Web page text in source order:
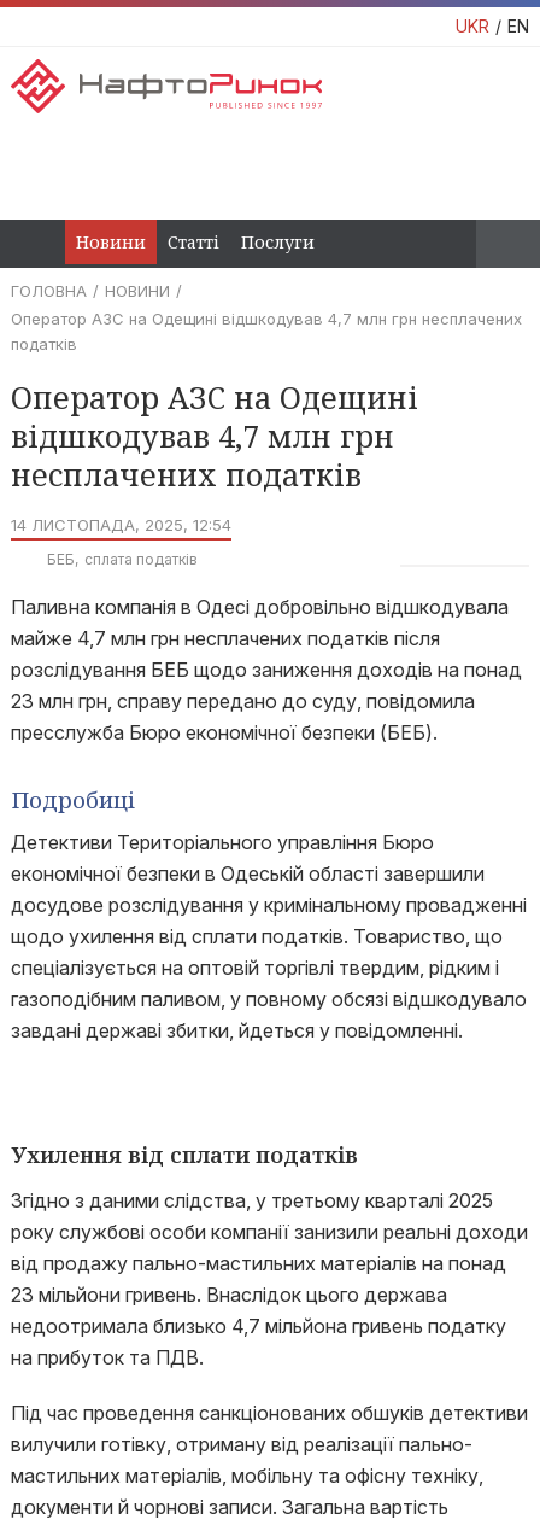
UKR EN
Новини Статті Послуги
ГОЛОВНА
НОВИНИ
Оператор АЗС на Одещині відшкодував 4,7 млн грн несплачених
податків
Оператор АЗС на Одещині
відшкодував 4,7 млн грн
несплачених податків
14 ЛИСТОПАДА, 2025, 12:54
БЕБ сплата податків
Паливна компанія в Одесі добровільно відшкодувала
майже 4,7 млн грн несплачених податків після
розслідування БЕБ щодо заниження доходів на понад
23 млн грн, справу передано до суду, повідомила
пресслужба Бюро економічної безпеки (БЕБ).
Подробиці
Детективи Територіального управління Бюро
економічної безпеки в Одеській області завершили
досудове розслідування у кримінальному провадженні
щодо ухилення від сплати податків. Товариство, що
спеціалізується на оптовій торгівлі твердим, рідким і
газоподібним паливом, у повному обсязі відшкодувало
завдані державі збитки, йдеться у повідомленні.
Ухилення від сплати податків
Згідно з даними слідства, у третьому кварталі 2025
року службові особи компанії занизили реальні доходи
від продажу пально-мастильних матеріалів на понад
23 мільйони гривень. Внаслідок цього держава
недоотримала близько 4,7 мільйона гривень податку
на прибуток та ПДВ.
Під час проведення санкціонованих обшуків детективи
вилучили готівку, отриману від реалізації пально-
мастильних матеріалів, мобільну та офісну техніку,
документи й чорнові записи. Загальна вартість